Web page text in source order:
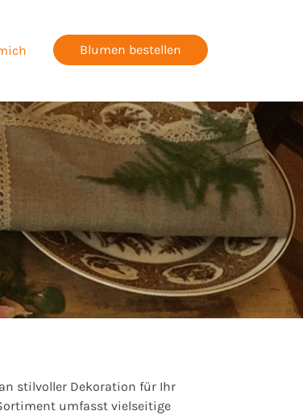
Blumen bestellen
stilvoller Dekoration für Ihr
umfasst vielseitige